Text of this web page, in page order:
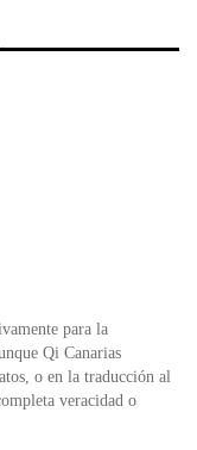
para la
Qi Canarias
o en la traducción al
veracidad o